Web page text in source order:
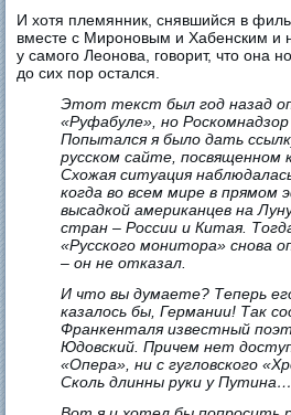
И хотя племянник, снявшийся в
вместе с Мироновым и Хабенским и
у самого Леонова, говорит, что она
до сих пор остался.
Этот текст был год назад
«Руфабуле», но Роскомнадзор
Попытался я было дать
русском сайте, посвященном
Схожая ситуация
когда во всем мире в прямом
высадкой американцев на
стран – России и Китая.
«Русского монитора» снова
– он не отказал.
И что вы думаете? Теперь
казалось бы, Германии! Так
Франкенталя известный
Юдовский. Причем нет
«Опера», ни с гугловского
Сколь длинны руки у Путина…